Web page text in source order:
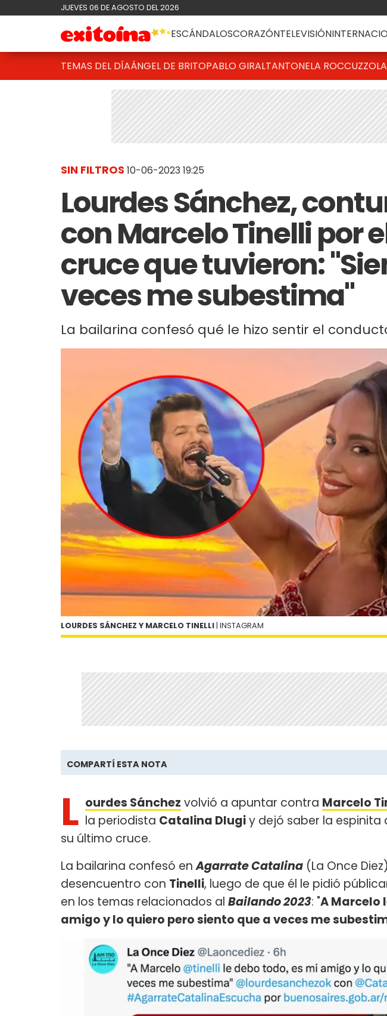
JUEVES 06 DE AGOSTO DEL 2026
ESCÁNDALOSCORAZÓNTELEVISIÓN
TEMAS DEL DÍAÁNGEL DE BRITOPABLO GIRALTANTONELA ROCCUZZO
SIN FILTROS 10-06-2023 19:25
Lourdes Sánchez,
con Marcelo Tinelli por
cruce que tuvieron:
veces me subestima"
La bailarina confesó qué le hizo sentir el
LOURDES SÁNCHEZ Y MARCELO TINELLI | INSTAGRAM
COMPARTÍ ESTA NOTA
L ourdes Sánchez volvió a apuntar contra Marcelo
la periodista Catalina Dlugiy dejó saber la
su último cruce.
La bailarina confesó enAgarrate Catalina (La Once
desencuentro con Tinelli, luego de que él le pidió
en los temas relacionados al Bailando 2023: "A Marcelo
amigo y lo quiero pero siento que a veces me